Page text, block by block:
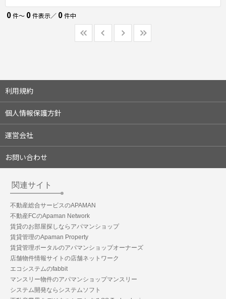
0件〜 0件表示／ 0件中
利用規約
個人情報保護方針
運営会社
お問い合わせ
関連サイト
不動産総合サービスのAPAMAN
不動産FCのApaman Network
賃貸のお部屋探しならアパマンショップ
賃貸管理のApaman Property
賃貸管理ポータルのアパマンショップオーナーズ
店舗物件情報サイトの店舗ネットワーク
エコシステムのfabbit
マンスリー物件のアパマンショップマンスリー
システム開発ならシステムソフト